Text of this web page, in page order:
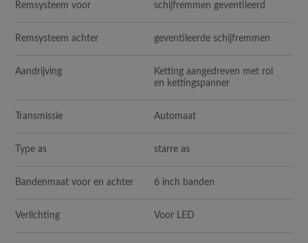
Remsysteem voor schijfremmen geventileerd
Remsysteem achter geventileerde schijfremmen
Aandrijving
Ketting aangedreven met rol
en kettingspanner
Transmissie Automaat
Type as starre as
Bandenmaat voor en achter 6 inch banden
Verlichting Voor LED